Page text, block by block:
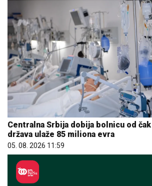
Centralna Srbija dobija bolnicu od
država ulaže 85 miliona evra
05. 08. 2026 11:59